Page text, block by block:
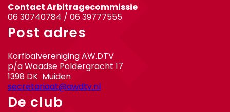
Contact Arbitragecommissie
06 30740784 / 06 39777555
Post adres
Korfbalvereniging AW.DTV
p/a Waadse Poldergracht 17
1398 DK Muiden
secretariaat@awdtv.nl
De club